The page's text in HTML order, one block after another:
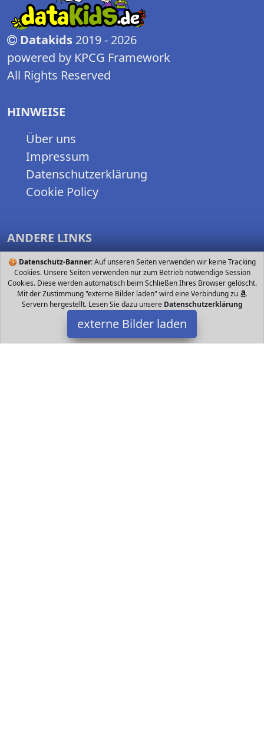
🍪 Datenschutz-Banner:Auf unseren Seiten verwenden wir keine Tracking
Cookies. Unsere Seiten verwenden nur zum Betrieb notwendige Session
Cookies. Diese werden automatisch beim Schließen Ihres Browser gelöscht.
Mit der Zustimmung "externe Bilder laden" wird eine Verbindung zu
Servern hergestellt. Lesen Sie dazu unsere Datenschutzerklärung
externe Bilder laden
Datakids 2019 - 2026
powered by KPCG Framework
All Rights Reserved
HINWEISE
Über uns
Impressum
Datenschutzerklärung
Cookie Policy
ANDERE LINKS
Verkauf & Versand
Nutzungsbedingungen
Spielsachen finden